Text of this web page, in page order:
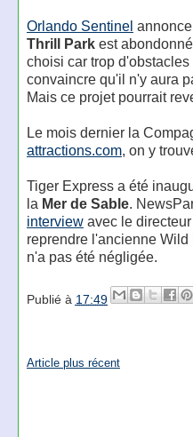
Orlando Sentinel
Thrill Parkest
choisi car trop
convaincre qu'il n'y aura
Mais ce projet pourrait
Le mois dernier la
attractions.com, on y
Tiger Express a été
la Mer de Sable.
interviewavec le directeur
reprendre l'ancienne
n'a pas été négligée.
Publié à 17:49
Article plus récent